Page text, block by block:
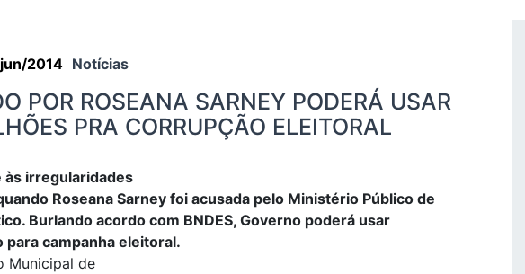
2014 Notícias
POR ROSEANA SARNEY PODERÁ USAR
PRA CORRUPÇÃO ELEITORAL
às irregularidades
Roseana Sarney foi acusada pelo Ministério Público de
Burlando acordo com BNDES, Governo poderá usar
campanha eleitoral.
Municipal de